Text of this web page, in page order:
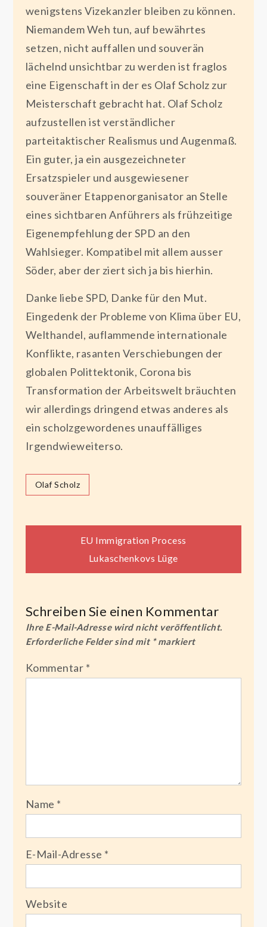
wenigstens Vizekanzler bleiben zu können.
Niemandem Weh tun, auf bewährtes
setzen, nicht auffallen und souverän
lächelnd unsichtbar zu werden ist fraglos
eine Eigenschaft in der es Olaf Scholz zur
Meisterschaft gebracht hat. Olaf Scholz
aufzustellen ist verständlicher
parteitaktischer Realismus und Augenmaß.
Ein guter, ja ein ausgezeichneter
Ersatzspieler und ausgewiesener
souveräner Etappenorganisator an Stelle
eines sichtbaren Anführers als frühzeitige
Eigenempfehlung der SPD an den
Wahlsieger. Kompatibel mit allem ausser
Söder, aber der ziert sich ja bis hierhin.
Danke liebe SPD, Danke für den Mut.
Eingedenk der Probleme von Klima über EU,
Welthandel, auflammende internationale
Konflikte, rasanten Verschiebungen der
globalen Polittektonik, Corona bis
Transformation der Arbeitswelt bräuchten
wir allerdings dringend etwas anderes als
ein scholzgewordenes unauffälliges
Irgendwieweiterso.
Olaf Scholz
Beitragsnavigation
EU Immigration Process
Lukaschenkovs Lüge
Schreiben Sie einen Kommentar
Ihre E-Mail-Adresse wird nicht veröffentlicht.
Erforderliche Felder sind mit *markiert
Kommentar *
Name *
E-Mail-Adresse *
Website